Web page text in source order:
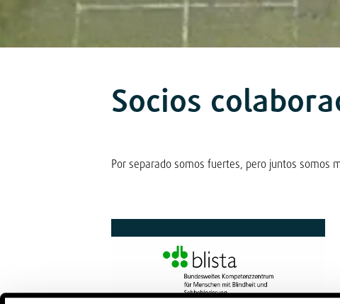
Socios
Por separado somos fuertes, pero juntos somos